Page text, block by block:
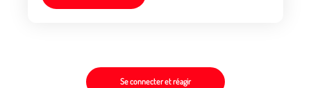
Se connecter et réagir